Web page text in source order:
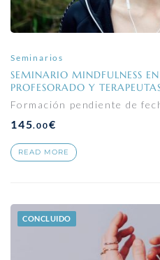
Seminarios
SEMINARIO MINDFULNESS
PROFESORADO Y
Formación pendiente de
145.00€
READ MORE
CONCLUIDO